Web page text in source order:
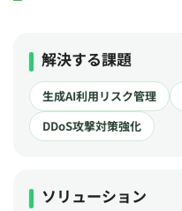
解決する課題
生成AI利用リスク管理
DDoS攻撃対策強化
ソリューション